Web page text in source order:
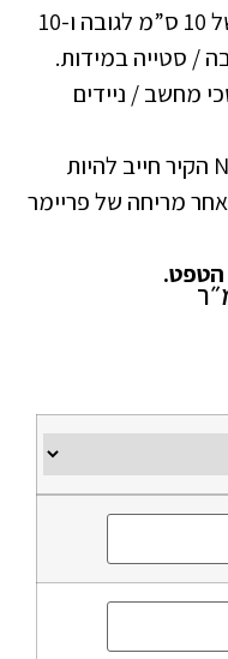
יש להוסיף בהזמנה ספייר של 10 ס”מ לגובה ו-10
/ סטייה במידות.
מחשב / ניידים
בהזמנת טפט NON WOVEN הקיר חייב להיות
מריחה של פריימר
הטפט.